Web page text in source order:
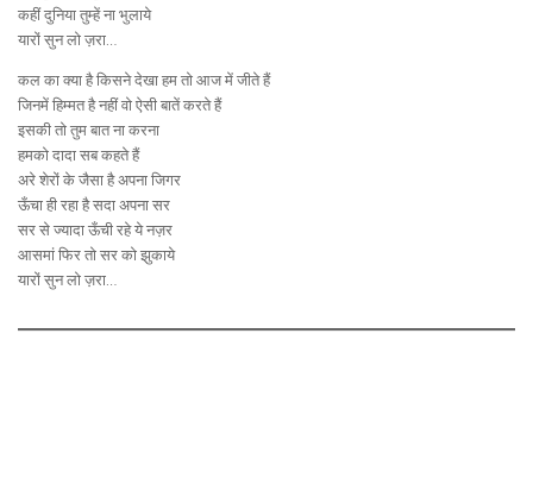
कहीं दुनिया तुम्हें ना भुलाये
यारों सुन लो ज़रा…
कल का क्या है किसने देखा हम तो आज में जीते हैं
जिनमें हिम्मत है नहीं वो ऐसी बातें करते हैं
इसकी तो तुम बात ना करना
हमको दादा सब कहते हैं
अरे शेरों के जैसा है अपना जिगर
ऊँचा ही रहा है सदा अपना सर
सर से ज्यादा ऊँची रहे ये नज़र
आसमां फिर तो सर को झुकाये
यारों सुन लो ज़रा…